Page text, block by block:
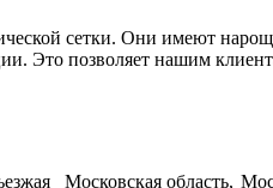
сетки. Они имеют
Это позволяет нашим
Московская область,